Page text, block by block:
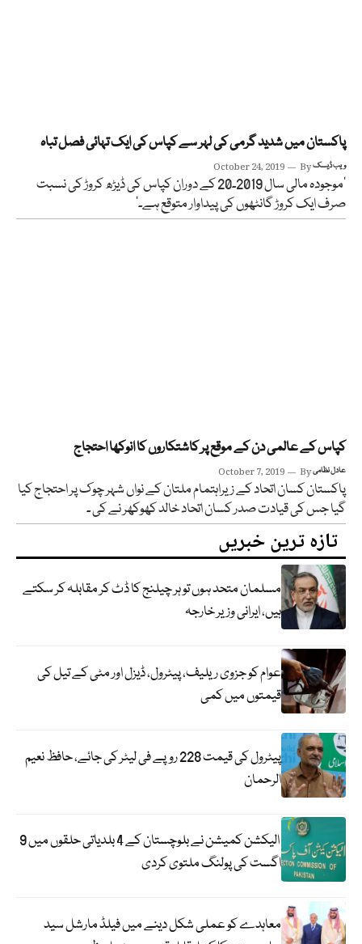
پاکستان میں شدید گرمی کی لہر سے کپاس کی ایک تہائی فصل تباہ
October 24, 2019 Byویب ڈیسک
’موجودہ مالی سال 2019۔20 کے دوران کپاس کی ڈیڑھ کروڑ کی نسبت
صرف ایک کروڑ گانٹھوں کی پیداوار متوقع ہے۔‘
کپاس کے عالمی دن کے موقع پر کاشتکاروں کا انوکھا احتجاج
October 7, 2019 Byعادل نظامی
پاکستان کسان اتحاد کے زیراہتمام ملتان کے نواں شہر چوک پر احتجاج کیا
گیا جس کی قیادت صدر کسان اتحاد خالد کھوکھر نے کی ۔
تازہ ترین خبریں
مسلمان متحد ہوں تو ہر چیلنج کا ڈٹ کر مقابلہ کر سکتے
ہیں، ایرانی وزیر خارجہ
عوام کو جزوی ریلیف، پیٹرول، ڈیزل اور مٹی کے تیل کی
قیمتوں میں کمی
پیٹرول کی قیمت 228 روپے فی لیٹر کی جائے، حافظ نعیم
الرحمان
الیکشن کمیشن نے بلوچستان کے 4 بلدیاتی حلقوں میں 9
اگست کی پولنگ ملتوی کردی
معاہدے کو عملی شکل دینے میں فیلڈ مارشل سید